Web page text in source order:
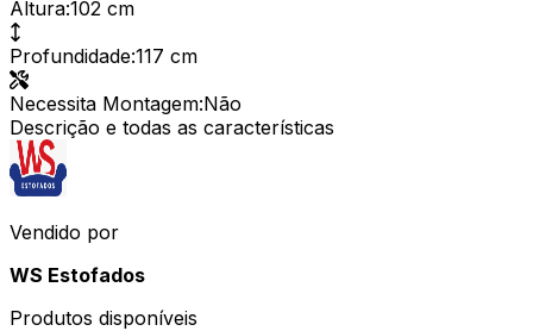
Altura:102 cm
Profundidade:117 cm
Necessita Montagem:Não
Descrição e todas as características
Vendido por
WS Estofados
Produtos disponíveis